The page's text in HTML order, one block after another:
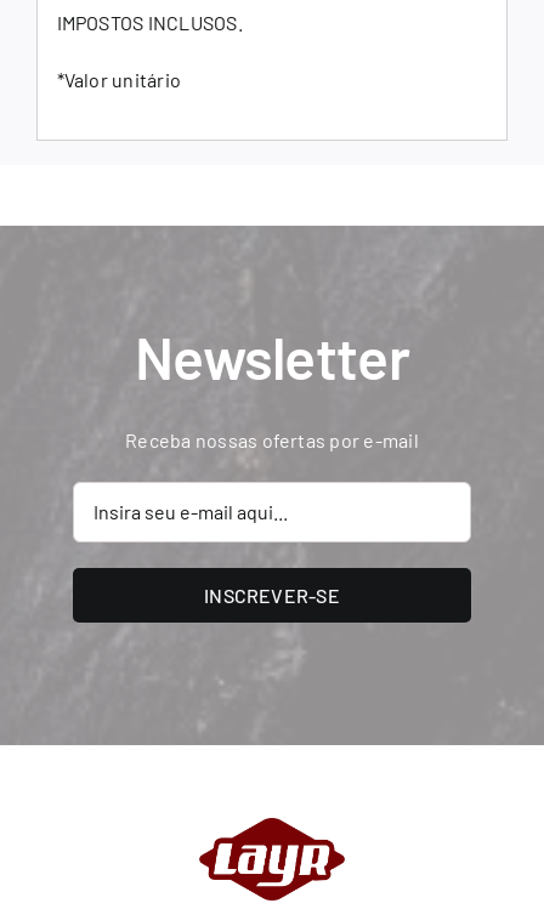
IMPOSTOS INCLUSOS.
*Valor unitário
Newsletter
Receba nossas ofertas por e-mail
INSCREVER-SE